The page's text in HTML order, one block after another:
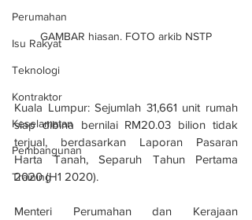
Perumahan
Isu Rakyat
Teknologi
Kontraktor
Keselamatan
Pembangunan
Training
GAMBAR hiasan. FOTO arkib NSTP
Kuala Lumpur: Sejumlah 31,661 unit rumah
siap dibina bernilai RM20.03 bilion tidak
terjual, berdasarkan Laporan Pasaran
Harta Tanah, Separuh Tahun Pertama
2020 (H1 2020).
Menteri Perumahan dan Kerajaan